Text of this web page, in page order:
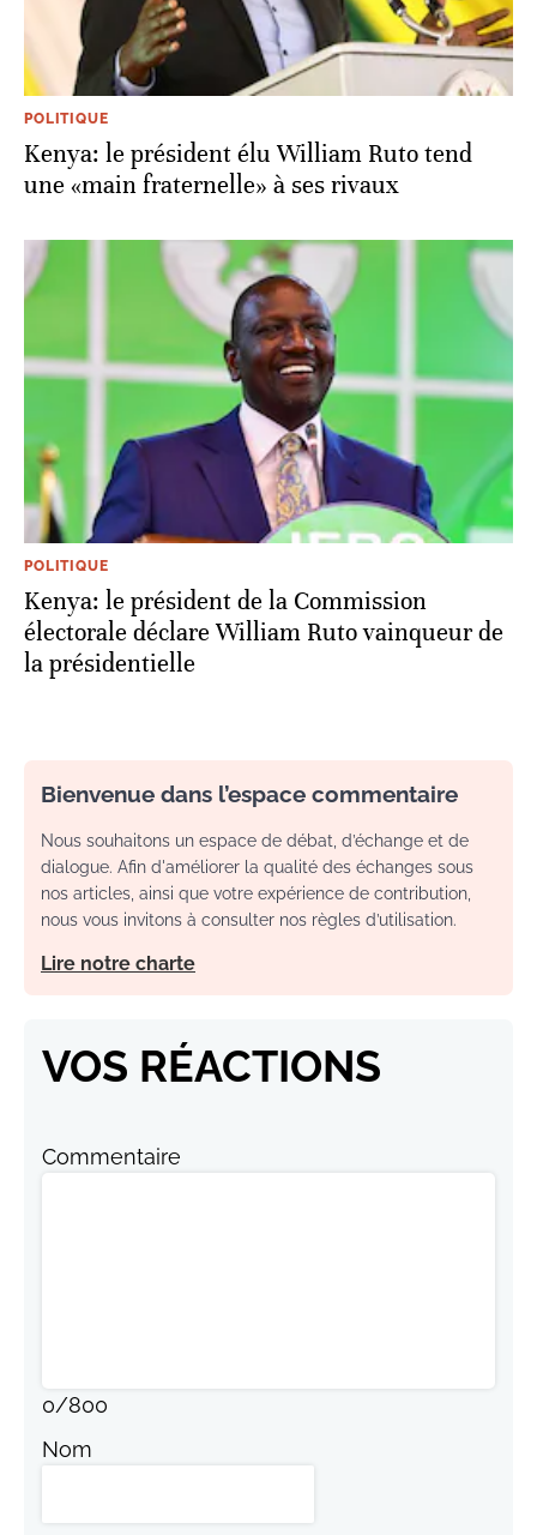
POLITIQUE
Kenya: le président élu William Ruto tend
une «main fraternelle» à ses rivaux
POLITIQUE
Kenya: le président de la Commission
électorale déclare William Ruto vainqueur de
la présidentielle
Bienvenue dans l’espace commentaire
Nous souhaitons un espace de débat, d’échange et de
dialogue. Afin d'améliorer la qualité des échanges sous
nos articles, ainsi que votre expérience de contribution,
nous vous invitons à consulter nos règles d’utilisation.
Lire notre charte
VOS RÉACTIONS
Commentaire
0/800
Nom